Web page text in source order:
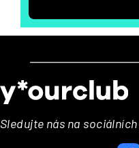
á
p
a
Sledujte nás na